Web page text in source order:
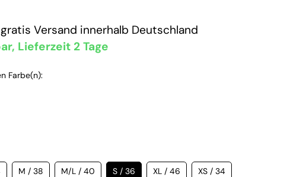
gratis Versand innerhalb Deutschland
Lieferzeit 2 Tage
Farbe(n):
M / 38 M/L / 40 S / 36 XL / 46 XS / 34